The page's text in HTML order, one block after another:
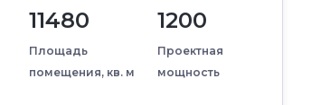
11480
Площадь
помещения, кв. м
1200
Проектная
мощность